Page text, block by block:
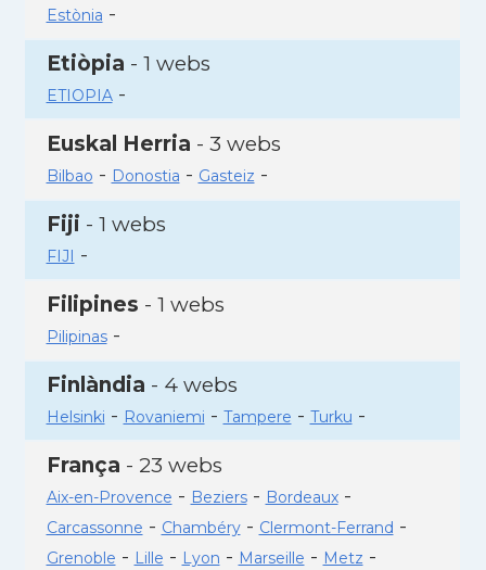
Estònia -
Etiòpia - 1 webs
ETIOPIA-
Euskal Herria - 3 webs
Bilbao - Donostia - Gasteiz -
Fiji - 1 webs
FIJI -
Filipines - 1 webs
Pilipinas-
Finlàndia - 4 webs
Helsinki - Rovaniemi - Tampere - Turku -
França - 23 webs
Aix-en-Provence - Beziers- Bordeaux-
Carcassonne - Chambéry- Clermont-Ferrand -
Grenoble - Lille - Lyon - Marseille - Metz -